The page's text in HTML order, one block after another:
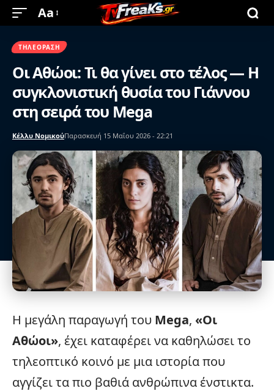
Aa
ΤΗΛΕΌΡΑΣΗ
Οι Αθώοι: Τι θα γίνει στο τέλος — Η
συγκλονιστική θυσία του Γιάννου
στη σειρά του Mega
Κέλλυ ΝομικούΠαρασκευή 15 Μαΐου 2026 - 22:21
Η μεγάλη παραγωγή του Mega, «Οι
Αθώοι», έχει καταφέρει να καθηλώσει το
τηλεοπτικό κοινό με μια ιστορία που
αγγίζει τα πιο βαθιά ανθρώπινα ένστικτα.